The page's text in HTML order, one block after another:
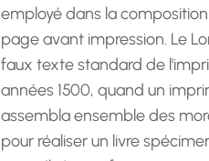
employé dans la
page avant impression. Le
faux texte standard de
années 1500, quand un
assembla ensemble des
pour réaliser un livre